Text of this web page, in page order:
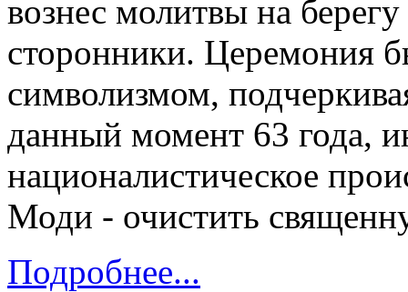
вознес молитвы на
сторонники. Церемония
символизмом,
данный момент 63 года,
националистическое
Моди - очистить
Подробнее...